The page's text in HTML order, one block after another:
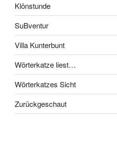
Klönstunde
SuBventur
Villa Kunterbunt
Wörterkatze liest…
Wörterkatzes Sicht
Zurückgeschaut